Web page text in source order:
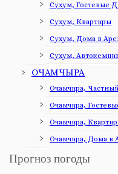
Сухум, Гостевые
Сухум, Квартиры
Сухум, Дома в
Сухум,
ОЧАМЧЫРА
Очамчира,
Очамчира,
Очамчира,
Очамчира, Дома в
Прогноз погоды